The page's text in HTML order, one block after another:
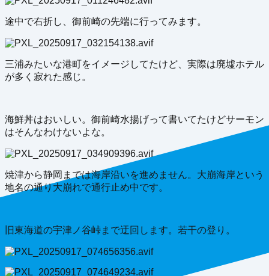
途中で右折し、御前崎の先端に行ってみます。
三浦みたいな港町をイメージしてたけど、実際は廃墟ホテル
が多く寂れた感じ。
海鮮丼はおいしい。御前崎水揚げって書いてたけどサーモン
はそんなわけないよな。
焼津から静岡までは海岸沿いを進めません。大崩海岸という
地名の通り大崩れで通行止め中です。
旧東海道の宇津ノ谷峠まで迂回します。若干の登り。